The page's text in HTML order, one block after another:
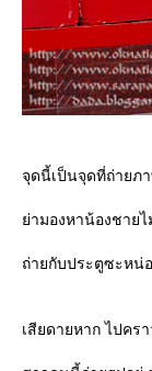
จุดนี้เป็นจุดที่ถ่ายภ
ามองหาน้องชายไ
ถ่ายกับประตูซะห
เสียดายหาก ไปคร